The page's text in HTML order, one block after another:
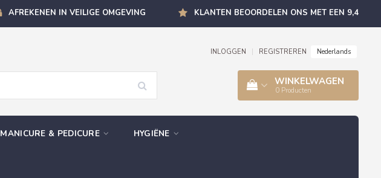
AFREKENEN IN VEILIGE OMGEVING KLANTEN BEOORDELEN ONS MET EEN 9,4
INLOGGEN REGISTREREN Nederlands
WINKELWAGEN
0 Producten
MANICURE & PEDICURE HYGIËNE